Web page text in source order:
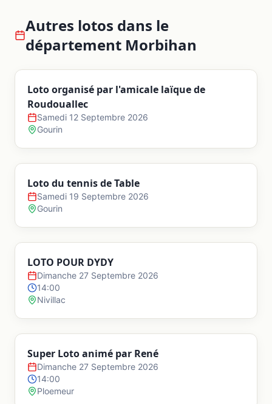
Autres lotos dans le
département Morbihan
Loto organisé par l'amicale laïque de
Roudouallec
Samedi 12 Septembre 2026
Gourin
Loto du tennis de Table
Samedi 19 Septembre 2026
Gourin
LOTO POUR DYDY
Dimanche 27 Septembre 2026
14:00
Nivillac
Super Loto animé par René
Dimanche 27 Septembre 2026
14:00
Ploemeur